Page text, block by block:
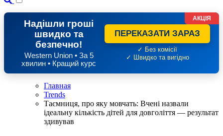
Надішли гроші
швидко та
безпечно!
Western Union • За 5
хвилин • Кращий курс
ПЕРЕКАЗАТИ ЗАРАЗ
✓ Без комісії
✓ Швидко та вигідно
АКЦІЯ
Главная
Trends
Таємниця, про яку мовчать: Вчені назвали
ідеальну кількість дітей для довголіття — результат
здивував